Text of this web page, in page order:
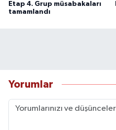
Etap 4. Grup müsabakaları
tamamlandı
Yorumlar